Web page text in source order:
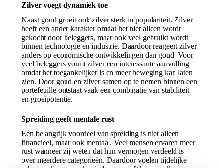
Zilver voegt dynamiek toe
Naast goud groeit ook zilver sterk in populariteit. Zilver
heeft een ander karakter omdat het niet alleen wordt
gekocht door beleggers, maar ook veel gebruikt wordt
binnen technologie en industrie. Daardoor reageert zilver
anders op economische ontwikkelingen dan goud. Voor
veel beleggers vormt zilver een interessante aanvulling
omdat het toegankelijker is en meer beweging kan laten
zien. Door goud en zilver samen op te nemen binnen een
portefeuille ontstaat vaak een combinatie van stabiliteit
en groeipotentie.
Spreiding geeft mentale rust
Een belangrijk voordeel van spreiding is niet alleen
financieel, maar ook mentaal. Veel mensen ervaren meer
rust wanneer zij weten dat hun vermogen verdeeld is
over meerdere categorieën. Daardoor voelen tijdelijke